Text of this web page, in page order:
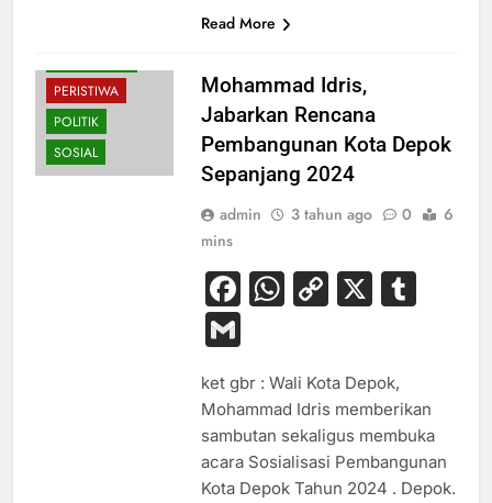
Read More
PERISTIWA
POLITIK
SOSIAL
Mohammad Idris,
Jabarkan Rencana
Pembangunan Kota Depok
Sepanjang 2024
admin 3 tahun ago 0
6
mins
Facebook
WhatsApp
Copy
X
Gmail
ket gbr : Wali Kota Depok,
Mohammad Idris memberikan
sambutan sekaligus membuka
acara Sosialisasi Pembangunan
Kota Depok Tahun 2024 . Depok.